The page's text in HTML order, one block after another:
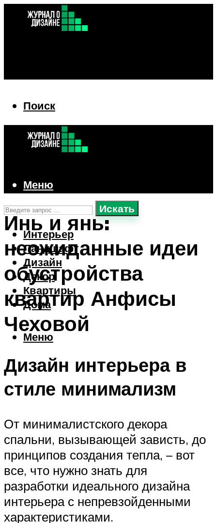
Поиск
Искать
Интерьер
Ландшафт
Дизайн
Декор
Квартиры
Дома
Меню
Меню
Инь и янь:
неожиданные идеи
обустройства
квартир Анфисы
Чеховой
Дизайн интерьера в
стиле минимализм
От минималистского декора
спальни, вызывающей зависть, до
принципов создания тепла, – вот
все, что нужно знать для
разработки идеального дизайна
интерьера с непревзойденными
характеристиками.